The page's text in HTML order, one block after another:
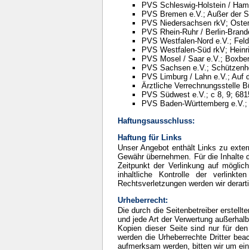
PVS Schleswig-Holstein /
PVS Bremen e.V.; Außer der
PVS Niedersachsen rkV;
PVS Rhein-Ruhr / Berlin-
PVS Westfalen-Nord e.V.;
PVS Westfalen-Süd rkV;
PVS Mosel / Saar e.V.;
PVS Sachsen e.V.;
PVS Limburg / Lahn e.V.; Auf
Ärztliche Verrechnungsstelle
PVS Südwest e.V.; c 8, 9;
PVS Baden-Württemberg
Haftungsausschluss:
Haftung für Links
Unser Angebot enthält Links zu
Gewähr übernehmen. Für die
Zeitpunkt der Verlinkung auf
inhaltliche Kontrolle der
Rechtsverletzungen werden wir
Urheberrecht:
Die durch die Seitenbetreiber
und jede Art der Verwertung
Kopien dieser Seite sind nur für
werden die Urheberrechte Dritter
aufmerksam werden, bitten wir um